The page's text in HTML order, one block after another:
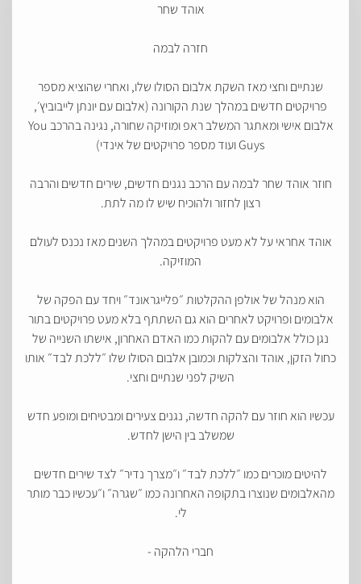
אוהד שחר
חזרה לבמה
שנתיים וחצי מאז השקת אלבום הסולו שלו, ואחרי שהוציא מספר
פרויקטים חדשים במהלך שנת הקורונה (אלבום עם יונתן לייבוביץ׳,
אלבום אישי ומאתגר המשלב ראפ ומוזיקה שחורה, נגינה בהרכב You
Guys ועוד מספר פרויקטים של אינדי)
חוזר אוהד שחר לבמה עם הרכב נגנים חדשים, שירים חדשים והרבה
רצון לחזור ולהוכיח שיש לו מה לתת.
אוהד אחראי על לא מעט פרויקטים במהלך השנים מאז נכנס לעולם
המוזיקה.
הוא מנהל של אולפן ההקלטות ״פלייגראונד״ ויחד עם הפקה של
אלבומים ופרויקט לאחרים הוא גם השתתף בלא מעט פרויקטים בתור
נגן כולל אלבומים עם להקות כמו האדם האחרון, אישתו השנייה של
כחול הזקן, אוהד והצלקות וכמובן אלבום הסולו שלו ״ללכת לבד״ אותו
השיק לפני שנתיים וחצי.
עכשיו הוא חוזר עם להקה חדשה, נגנים צעירים ומבטיחים ומופע חדש
שמשלב בין הישן לחדש.
להיטים מוכרים כמו ״ללכת לבד״ ו״מצרך נדיר״ לצד שירים חדשים
מהאלבומים שנוצרו בתקופה האחרונה כמו ״שגרה״ ו״עכשיו כבר מותר
לי.
חברי הלהקה -